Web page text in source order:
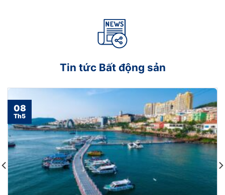
Cần kiểm tra kỹ lưỡng pháp lý trước khi giao dịch mua
bán bất động sản
Đầu tư vào dự án bất động sản
Đầu tư vào dự án bất động sản mang lại cơ hội
sinh lời hấp dẫn nhưng cũng tiềm ẩn nhiều rủi ro .
Để đầu tư thành công, nhà đầu tư cần hiểu rõ thị
trường, đánh giá kỹ lưỡng dự án và có chiến lược
Tin tức Bất động sản
08
Th5